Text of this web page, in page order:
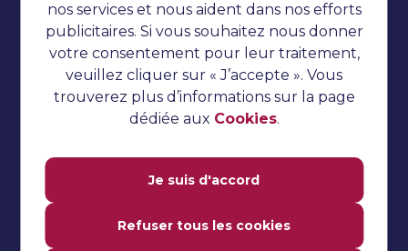
Tests automatisés
Tutoriel TestNG
Tutoriel sur le concombre
Questions d'entretien
Tutoriel Jmeter
nos services et nous aident dans nos efforts
publicitaires. Si vous souhaitez nous donner
votre consentement pour leur traitement,
veuillez cliquer sur « J’accepte ». Vous
trouverez plus d’informations sur la page
dédiée aux Cookies.
Je suis d'accord
Refuser tous les cookies